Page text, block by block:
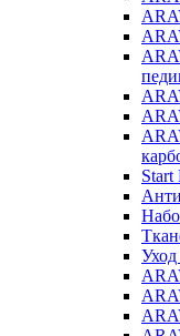
Start